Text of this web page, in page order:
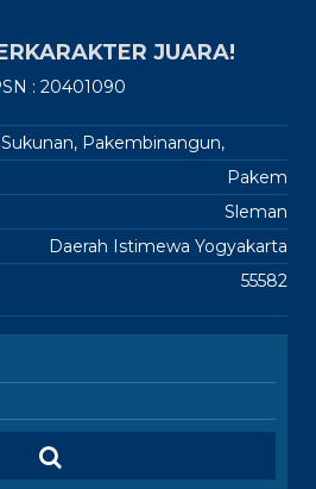
JUARA!
: 20401090
Sukunan, Pakembinangun,
Pakem
Sleman
Daerah Istimewa Yogyakarta
55582